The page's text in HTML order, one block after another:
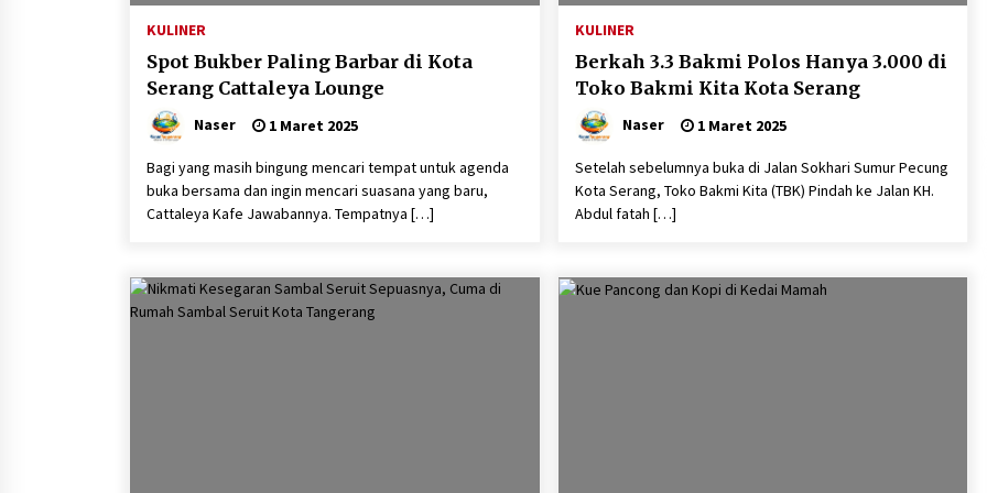
KKM Universitas Bina Bangsa
Pendampingan Pembuatan
Spanduk Sebagai Upaya
Memperkuat Pemasaran
UMKM di Desa Cempaka
Jaga Kebugaran Petugas,
Gelar Cek Kesehatan Gratis
dan Skrining TB Lanjutan
Dikunjungi PWI, Wawan Fauzi:
Peran Media Bisa Berdampak
6 Agustus 2026
Kejari Kota Tangerang
Bongkar Korupsi Rp5,49
Ditahan
KULINER
Spot Bukber Paling Barbar di Kota
Serang Cattaleya Lounge
Naser 1 Maret 2025
Bagi yang masih bingung mencari tempat untuk agenda
buka bersama dan ingin mencari suasana yang baru,
Cattaleya Kafe Jawabannya. Tempatnya […]
KULINER
Berkah 3.3 Bakmi Polos Hanya 3.000 di
Toko Bakmi Kita Kota Serang
Naser 1 Maret 2025
Setelah sebelumnya buka di Jalan Sokhari Sumur Pecung
Kota Serang, Toko Bakmi Kita (TBK) Pindah ke Jalan KH.
Abdul fatah […]